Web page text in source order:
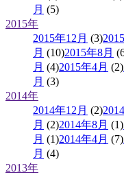
月 (5)
2015年
2015年12月 (3)
月 (10)2015年8月
月 (4)2015年4月 (2)
月 (3)
2014年
2014年12月 (2)
月 (2)2014年8月 (1)
月 (1)2014年4月 (7)
月 (4)
2013年